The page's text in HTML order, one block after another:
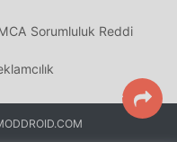
Sorumluluk Reddi